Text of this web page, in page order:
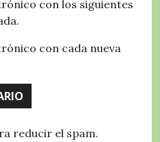
con los siguientes
con cada nueva
reducir el spam.